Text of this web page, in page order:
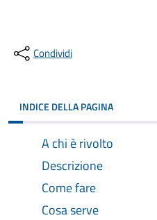
Condividi
INDICE DELLA PAGINA
A chi è rivolto
Descrizione
Come fare
Cosa serve